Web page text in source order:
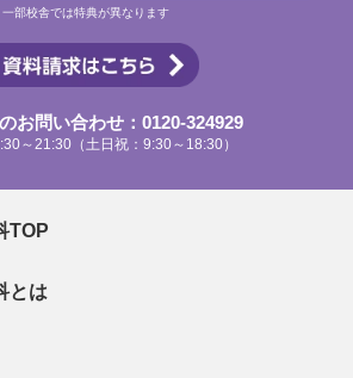
一部校舎では特典が異なります
お問い合わせ：0120-324929
～21:30（土日祝：9:30～18:30）
TOP
とは